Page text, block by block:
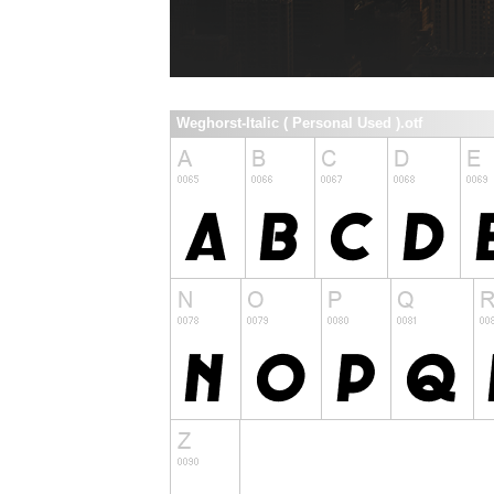
Weghorst-Italic ( Personal Used ).otf